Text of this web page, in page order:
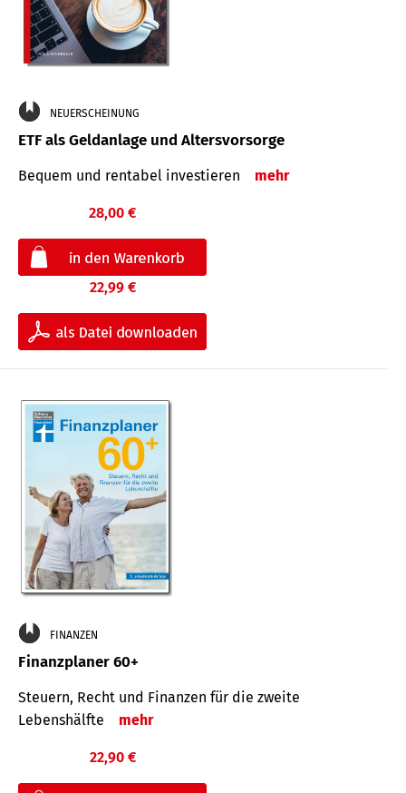
NEUERSCHEINUNG
ETF als Geldanlage und Altersvorsorge
Bequem und rentabel investieren mehr
28,00 €
22,99 €
FINANZEN
Finanzplaner 60+
Steuern, Recht und Finanzen für die zweite
Lebenshälfte
mehr
22,90 €